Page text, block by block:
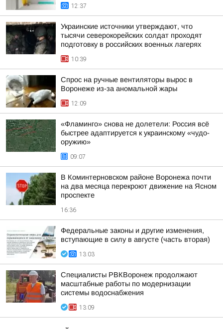
12:37
Украинские источники утверждают, что
тысячи северокорейских солдат проходят
подготовку в российских военных лагерях
10:39
Спрос на ручные вентиляторы вырос в
Воронеже из-за аномальной жары
12:09
«Фламинго» снова не долетели: Россия всё
быстрее адаптируется к украинскому «чудо-
оружию»
09:07
В Коминтерновском районе Воронежа почти
на два месяца перекроют движение на Ясном
проспекте
16:36
Федеральные законы и другие изменения,
вступающие в силу в августе (часть вторая)
13:03
Специалисты РВКВоронеж продолжают
масштабные работы по модернизации
системы водоснабжения
13:09